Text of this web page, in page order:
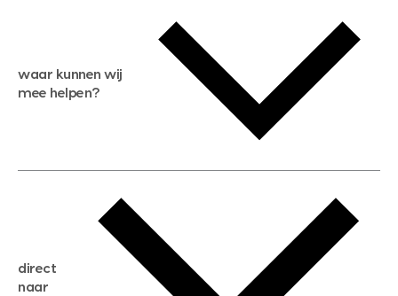
waar kunnen wij
mee helpen?
gratis zoekservice
huis verkopen
huis kopen
direct
naar